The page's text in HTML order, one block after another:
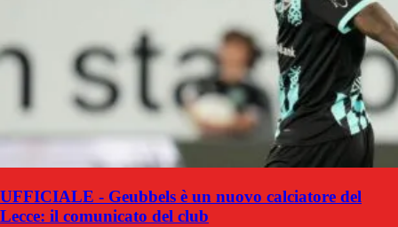
UFFICIALE - Geubbels è un nuovo calciatore del
Lecce: il comunicato del club